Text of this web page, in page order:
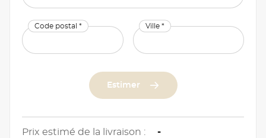
Code postal * Ville *
Estimer
Prix estimé de la livraison : -